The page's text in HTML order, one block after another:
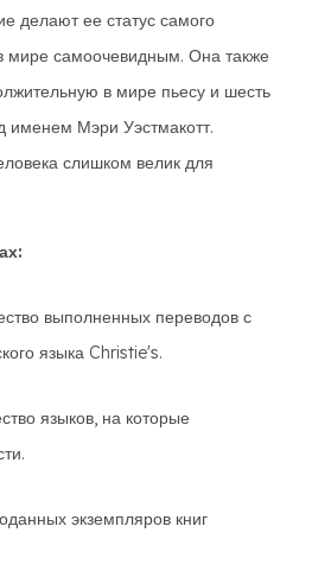
делают ее статус самого
мире самоочевидным. Она также
в мире пьесу и шесть
Мэри Уэстмакотт.
слишком велик для
выполненных переводов с
языка Christie's.
языков, на которые
экземпляров книг